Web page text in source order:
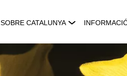
SOBRE CATALUNYA